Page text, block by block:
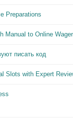
Preparations
Manual to Online
писать код
Slots with Expert